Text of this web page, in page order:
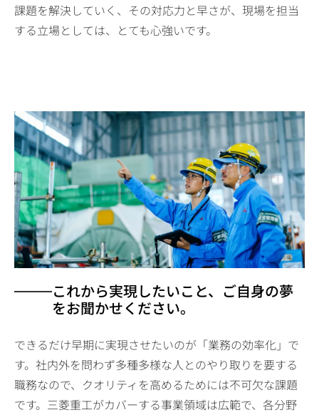
課題を解決していく、その対応力と早さが、現場を担当
する立場としては、とても心強いです。
これから実現したいこと、ご自身の夢
をお聞かせください。
できるだけ早期に実現させたいのが「業務の効率化」で
す。社内外を問わず多種多様な人とのやり取りを要する
職務なので、クオリティを高めるためには不可欠な課題
です。三菱重工がカバーする事業領域は広範で、各分野